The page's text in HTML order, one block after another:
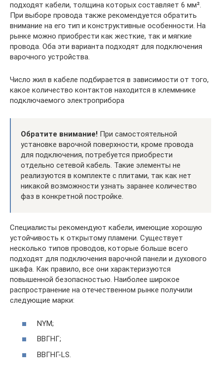
подходят кабели, толщина которых составляет 6 мм².
При выборе провода также рекомендуется обратить
внимание на его тип и конструктивные особенности. На
рынке можно приобрести как жесткие, так и мягкие
провода. Оба эти варианта подходят для подключения
варочного устройства.
Число жил в кабеле подбирается в зависимости от того,
какое количество контактов находится в клеммнике
подключаемого электроприбора
Обратите внимание! При самостоятельной
установке варочной поверхности, кроме провода
для подключения, потребуется приобрести
отдельно сетевой кабель. Такие элементы не
реализуются в комплекте с плитами, так как нет
никакой возможности узнать заранее количество
фаз в конкретной постройке.
Специалисты рекомендуют кабели, имеющие хорошую
устойчивость к открытому пламени. Существует
несколько типов проводов, которые больше всего
подходят для подключения варочной панели и духового
шкафа. Как правило, все они характеризуются
повышенной безопасностью. Наиболее широкое
распространение на отечественном рынке получили
следующие марки:
NYM;
ВВГНГ;
ВВГНГ-LS.